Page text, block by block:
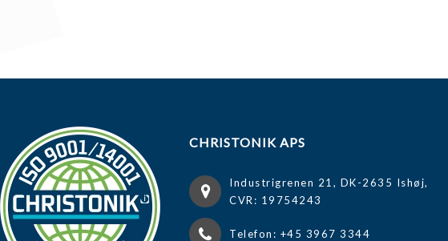
CHRISTONIK APS
Industrigrenen 21, DK-2635 Ishøj,
CVR: 19754243
Telefon: +45 3967 3344